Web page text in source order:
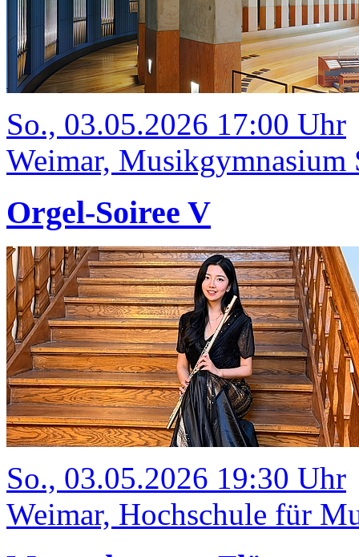
So., 03.05.2026 17:00 Uhr
Weimar, Musikgymnasium
Orgel-Soiree V
So., 03.05.2026 19:30 Uhr
Weimar, Hochschule für